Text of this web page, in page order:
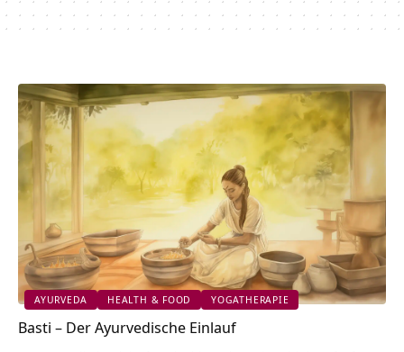
AYURVEDA HEALTH & FOOD YOGATHERAPIE
Basti – Der Ayurvedische Einlauf